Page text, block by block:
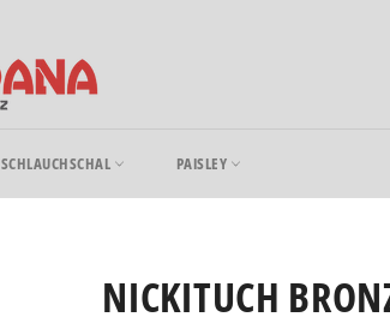
SCHLAUCHSCHAL PAISLEY
NICKITUCH